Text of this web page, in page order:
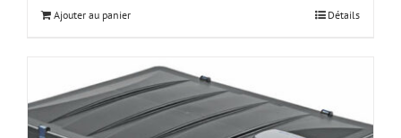
Ajouter au panier Détails